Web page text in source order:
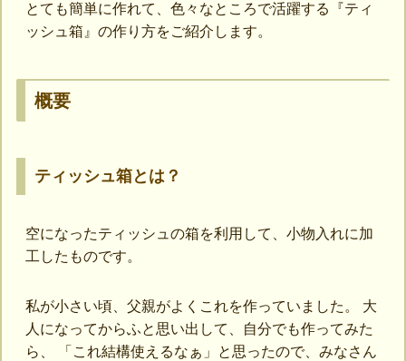
とても簡単に作れて、色々なところで活躍する『ティ
ッシュ箱』の作り方をご紹介します。
概要
ティッシュ箱とは？
空になったティッシュの箱を利用して、小物入れに加
工したものです。
私が小さい頃、父親がよくこれを作っていました。 大
人になってからふと思い出して、自分でも作ってみた
ら、 「これ結構使えるなぁ」と思ったので、みなさん